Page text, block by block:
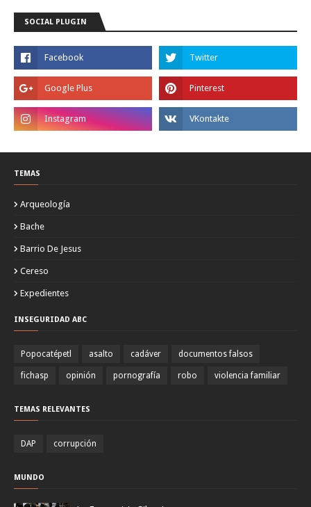
SOCIAL PLUGIN
TEMAS
Arqueología
Bache
Barrio De Jesus
Cereso
Expedientes
INSEGURIDAD ABC
Popocatépetl asalto cadáver documentos falsos
fichasp opinión pornografía robo violencia familiar
TEMAS RELEVANTES
DAP corrupción
MUNDO